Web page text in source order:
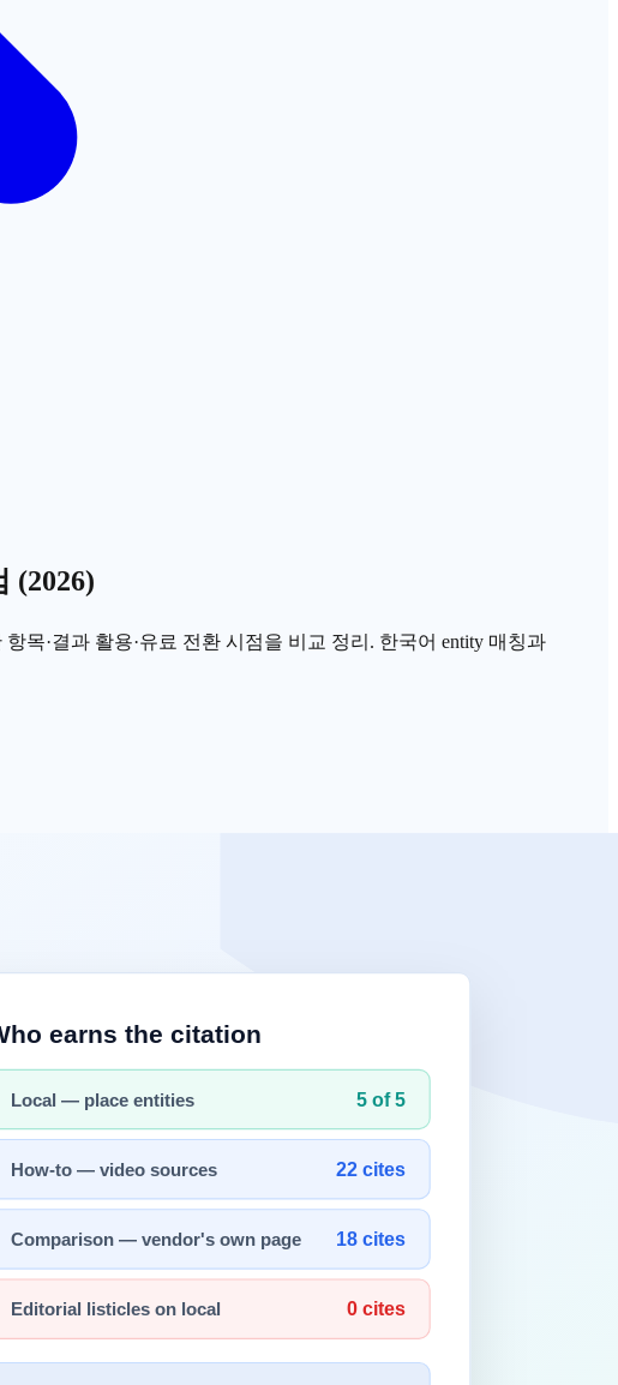
(2026)
목·결과 활용·유료 전환 시점을 비교 정리. 한국어 entity 매칭과
위 유료 진입을 우선시한다.
답변 노출을 측정·개선하는 진입 장벽이 가장 낮은 경로다.
름에서 한국 마케터·SEO 담당자는 "Google 1페이지에 있는데 왜 매출
시장에서 빠르게 형성 중인 신생 영역이다.
약 170배 차이가 나고, 한국 PortOne 결제·VAT 인보이스 처리도 기본
없이 바로 시작할 수 있는 무료 진단 layer 가 필요하다.
아볼 수 있고, 부족한 항목을 액션 아이템으로 정리할 수 있다. 유료 측